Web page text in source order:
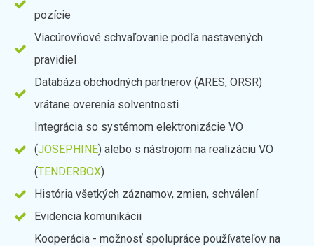
pozície
Viacúrovňové schvaľovanie podľa nastavených
pravidiel
Databáza obchodných partnerov (ARES, ORSR)
vrátane overenia solventnosti
Integrácia so systémom elektronizácie VO
(JOSEPHINE) alebo s nástrojom na realizáciu VO
(TENDERBOX)
História všetkých záznamov, zmien, schválení
Evidencia komunikácii
Kooperácia - možnosť spolupráce používateľov na